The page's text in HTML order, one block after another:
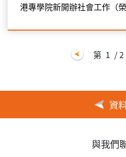
港專學院新開辦社會工作（
第 1 / 2
資
與我們